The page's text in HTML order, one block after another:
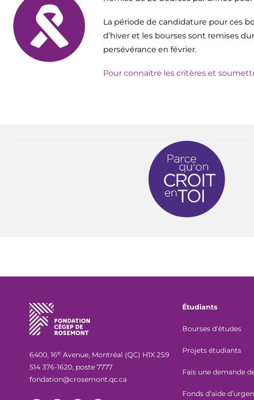
La période de candidature pour ces
d’hiver et les bourses sont remises
persévérance en février.
Pour connaitre les critères et
6400, 16e Avenue, Montréal (QC) H1X 2S9
514 376-1620, poste 7777
fondation@crosemont.qc.ca
Étudiants
Bourses d’études
Projets étudiants
Fais une demande
Fonds d’aide